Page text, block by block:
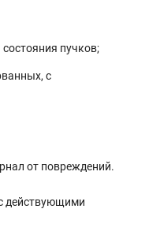
пучков;
с
от повреждений.
действующими